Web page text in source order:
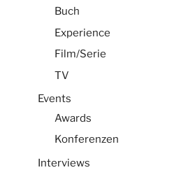
Buch
Experience
Film/Serie
TV
Events
Awards
Konferenzen
Interviews